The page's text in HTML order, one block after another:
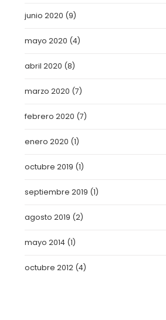
junio 2020 (9)
mayo 2020 (4)
abril 2020 (8)
marzo 2020 (7)
febrero 2020 (7)
enero 2020 (1)
octubre 2019 (1)
septiembre 2019 (1)
agosto 2019 (2)
mayo 2014 (1)
octubre 2012 (4)